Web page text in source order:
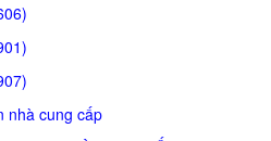
nhà cung cấp